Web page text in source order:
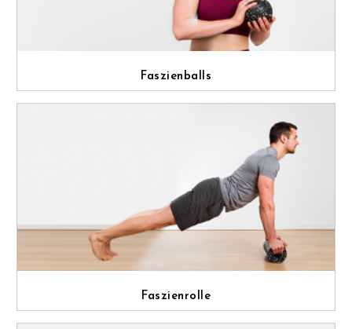
Faszienballs
Faszienrolle